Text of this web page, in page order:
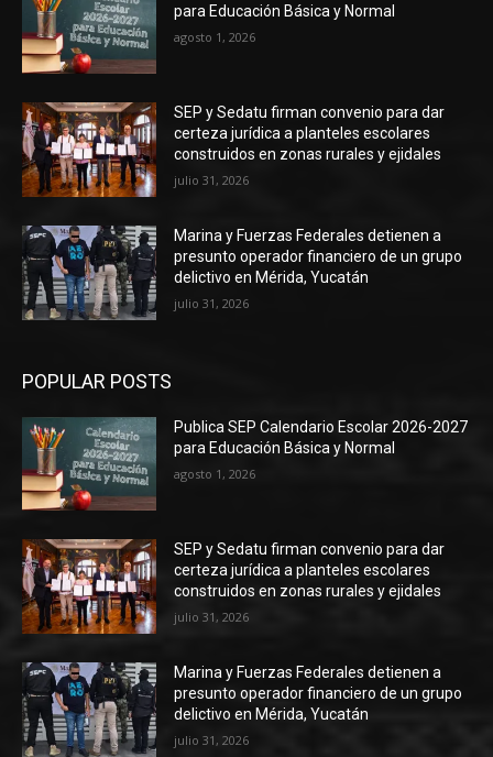
para Educación Básica y Normal
agosto 1, 2026
SEP y Sedatu firman convenio para dar
certeza jurídica a planteles escolares
construidos en zonas rurales y ejidales
julio 31, 2026
Marina y Fuerzas Federales detienen a
presunto operador financiero de un grupo
delictivo en Mérida, Yucatán
julio 31, 2026
POPULAR POSTS
Publica SEP Calendario Escolar 2026-2027
para Educación Básica y Normal
agosto 1, 2026
SEP y Sedatu firman convenio para dar
certeza jurídica a planteles escolares
construidos en zonas rurales y ejidales
julio 31, 2026
Marina y Fuerzas Federales detienen a
presunto operador financiero de un grupo
delictivo en Mérida, Yucatán
julio 31, 2026